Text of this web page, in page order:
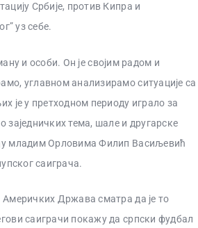
Србије, против Кипра и
уз себе.
и особи. Он је својим радом и
углавном анализирамо ситуације са
је у претходном периоду играло за
тема, шале и другарске
младим Орловима Филип Васиљевић
саиграча.
Америчких Држава сматра да је то
саиграчи покажу да српски фудбал